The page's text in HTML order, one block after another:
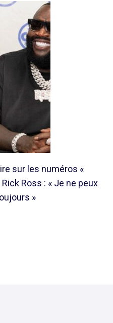
sur les numéros «
Ross : « Je ne peux
»